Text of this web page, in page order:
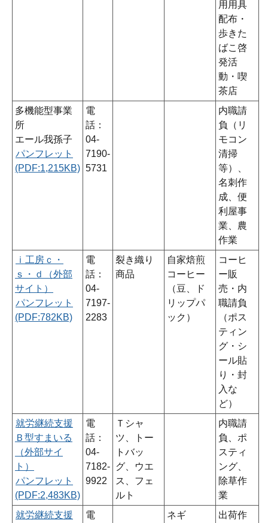
用用具
配布・
歩きた
ばこ啓
発活
動・喫
茶店
多機能型事業
所
エール我孫子
パンフレット
(PDF:1,215KB)
電
話：
04-
7190-
5731
内職請
負（リ
モコン
清掃
等）、
名刺作
成、便
利屋事
業、農
作業
ｉ工房ｃ・
ｓ・ｄ（外部
サイト）
パンフレット
(PDF:782KB)
電
話：
04-
7197-
2283
裂き織り
商品
自家焙煎
コーヒー
（豆、ド
リップパ
ック）
コーヒ
ー販
売・内
職請負
（ポス
ティン
グ・シ
ール貼
り・封
入な
ど）
就労継続支援
Ｂ型すまいる
（外部サイ
ト）
パンフレット
(PDF:2,483KB)
電
話：
04-
7182-
9922
Ｔシャ
ツ、トー
トバッ
グ、ウエ
ス、フェ
ルト
内職請
負、ポ
スティ
ング、
除草作
業
就労継続支援
電
ネギ
出荷作